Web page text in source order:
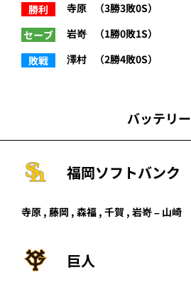
勝利 寺原
（3勝3敗0S）
セーブ
岩嵜
（1勝0敗1S）
敗戦
澤村 （2勝4敗0S）
バッテリー
福岡ソフトバンク
寺原 , 藤岡 , 森福 , 千賀 , 岩嵜 – 山崎
巨人